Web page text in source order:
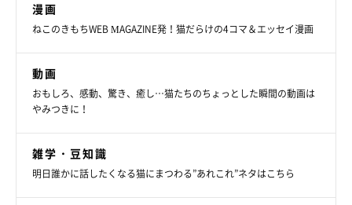
漫画
ねこのきもちWEB MAGAZINE発！猫だらけの4コマ＆エッセイ漫画
動画
おもしろ、感動、驚き、癒し…猫たちのちょっとした瞬間の動画は
やみつきに！
雑学・豆知識
明日誰かに話したくなる猫にまつわる”あれこれ”ネタはこちら